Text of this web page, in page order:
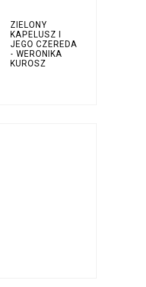
ZIELONY
KAPELUSZ I
JEGO CZEREDA
- WERONIKA
KUROSZ